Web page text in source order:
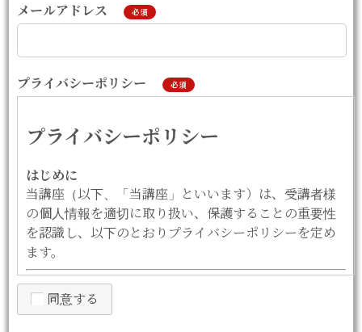
メールアドレス 必須
プライバシーポリシー 必須
プライバシーポリシー
はじめに
当講座（以下、「当講座」といいます）は、受講者様
の個人情報を適切に取り扱い、保護することの重要性
を認識し、以下のとおりプライバシーポリシーを定め
ます。
1. 法令等の遵守
当講座は、個人情報保護法その他関連する法令・ガイ
同意する